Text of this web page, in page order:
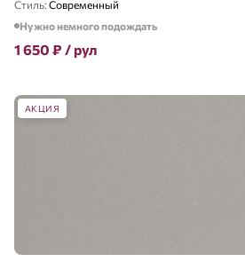
Стиль: Современный
Нужно немного подождать
1 650 ₽ / рул
АКЦИЯ